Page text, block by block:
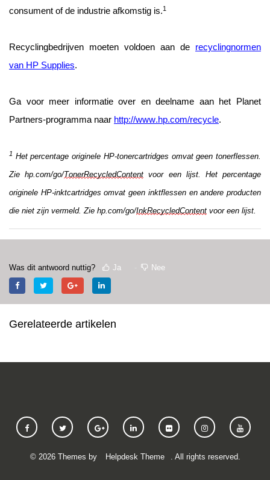
consument of de industrie afkomstig is.1
Recyclingbedrijven moeten voldoen aan de recyclingnormen
van HP Supplies.
Ga voor meer informatie over en deelname aan het Planet
Partners-programma naar http://www.hp.com/recycle.
1 Het percentage originele HP-tonercartridges omvat geen tonerflessen.
Zie hp.com/go/TonerRecycledContent voor een lijst. Het percentage
originele HP-inktcartridges omvat geen inktflessen en andere producten
die niet zijn vermeld. Zie hp.com/go/InkRecycledContent voor een lijst.
Was dit antwoord nuttig? Ja Nee
Gerelateerde artikelen
© 2026Themes by Helpdesk Theme . All rights reserved.